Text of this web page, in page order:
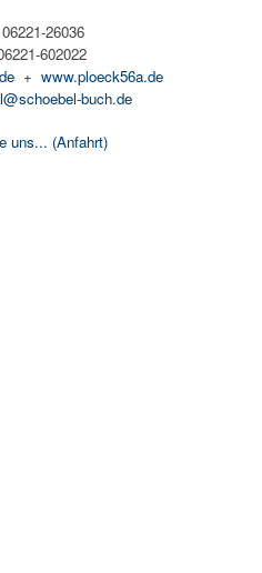
26036
602022
+ www.ploeck56a.de
buch.de
uns... (Anfahrt)